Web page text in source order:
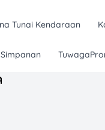
Tunai Kendaraan
Simpanan